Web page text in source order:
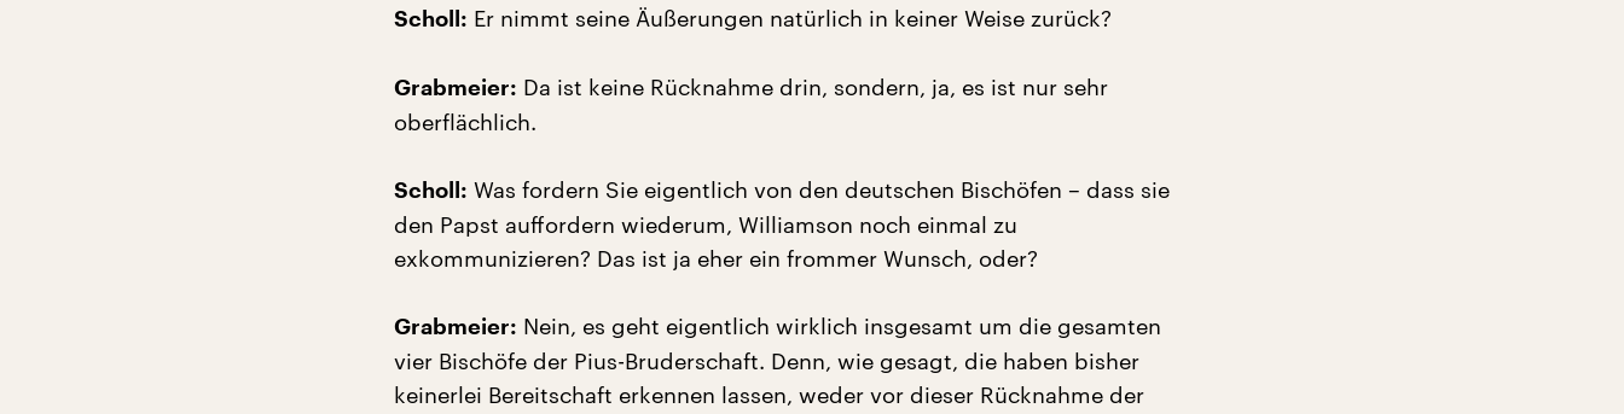
Scholl: Er nimmt seine Äußerungen natürlich in keiner Weise zurück?
Grabmeier: Da ist keine Rücknahme drin, sondern, ja, es ist nur sehr
oberflächlich.
Scholl: Was fordern Sie eigentlich von den deutschen Bischöfen – dass sie
den Papst auffordern wiederum, Williamson noch einmal zu
exkommunizieren? Das ist ja eher ein frommer Wunsch, oder?
Grabmeier: Nein, es geht eigentlich wirklich insgesamt um die gesamten
vier Bischöfe der Pius-Bruderschaft. Denn, wie gesagt, die haben bisher
keinerlei Bereitschaft erkennen lassen, weder vor dieser Rücknahme der